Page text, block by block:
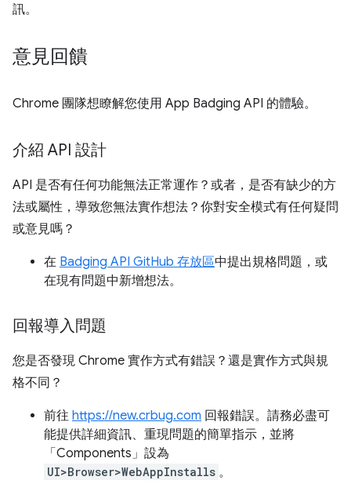
訊。
意見回饋
Chrome 團隊想瞭解您使用 App Badging API 的體驗。
介紹 API 設計
API 是否有任何功能無法正常運作？或者，是否有缺少的方
法或屬性，導致您無法實作想法？你對安全模式有任何疑問
或意見嗎？
在 Badging API GitHub 存放區中提出規格問題，或
在現有問題中新增想法。
回報導入問題
您是否發現 Chrome 實作方式有錯誤？還是實作方式與規
格不同？
前往 https://new.crbug.com 回報錯誤。請務必盡可
能提供詳細資訊、重現問題的簡單指示，並將
「Components」 設為
UI>Browser>WebAppInstalls 。